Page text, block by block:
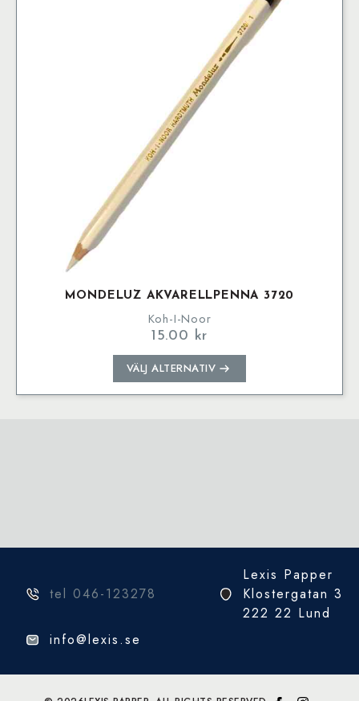
MONDELUZ AKVARELLPENNA 3720
Koh-I-Noor
15.00 kr
VÄLJ ALTERNATIV
Den
här
produkten
tel 046-123278
Lexis Papper
Klostergatan 3
222 22 Lund
info@lexis.se